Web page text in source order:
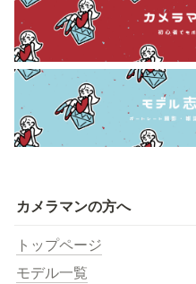
カメラマンの方へ
トップページ
モデル一覧